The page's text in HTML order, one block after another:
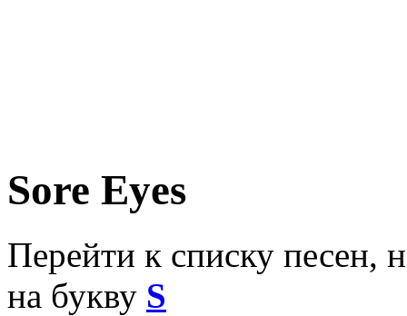
Sore Eyes
Перейти к списку песен,
на букву S